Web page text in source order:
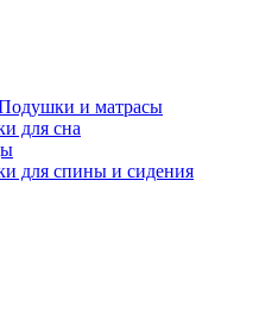
и матрасы
для сна
для спины и сидения